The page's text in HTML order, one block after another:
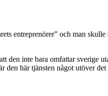
entreprenörer” och man
den inte bara omfattar sverige
den här tjänsten något utöver